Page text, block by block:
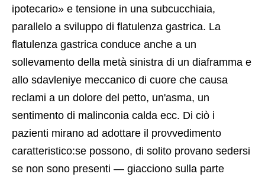
ipotecario» e tensione in una subcucchiaia,
parallelo a sviluppo di flatulenza gastrica. La
flatulenza gastrica conduce anche a un
sollevamento della metà sinistra di un diaframma e
allo sdavleniye meccanico di cuore che causa
reclami a un dolore del petto, un'asma, un
sentimento di malinconia calda ecc. Di ciò i
pazienti mirano ad adottare il provvedimento
caratteristico:se possono, di solito provano sedersi
se non sono presenti — giacciono sulla parte